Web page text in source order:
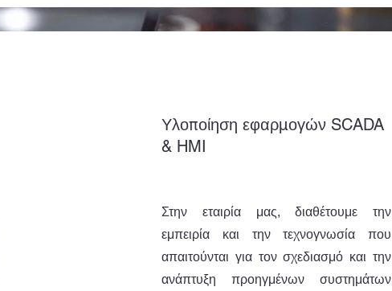
Υλοποίηση εφαρμογών SCADA
& HMI
Στην εταιρία μας, διαθέτουμε την
εμπειρία και την τεχνογνωσία που
απαιτούνται για τον σχεδιασμό και την
ανάπτυξη προηγμένων συστημάτων